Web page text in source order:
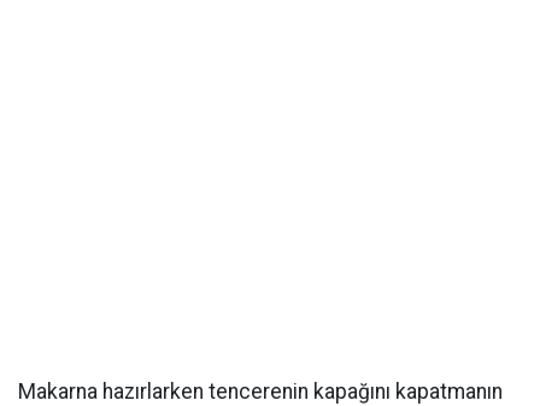
Makarna hazırlarken tencerenin kapağını kapatmanın